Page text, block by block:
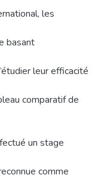
les
basant
leur efficacité
comparatif de
un stage
comme